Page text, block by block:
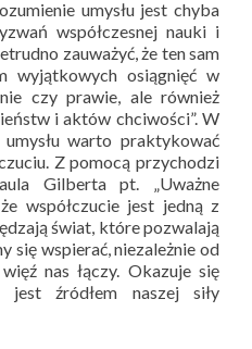
umysłu jest chyba
współczesnej nauki i
zauważyć, że ten sam
wyjątkowych osiągnięć w
czy prawie, ale również
i aktów chciwości”. W
warto praktykować
Z pomocą przychodzi
Gilberta pt. „Uważne
współczucie jest jedną z
świat, które pozwalają
się wspierać, niezależnie od
nas łączy. Okazuje się
jest źródłem naszej siły